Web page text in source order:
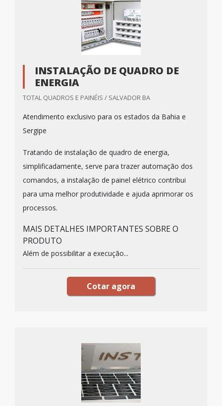
INSTALAÇÃO DE QUADRO DE
ENERGIA
TOTAL QUADROS E PAINÉIS / SALVADOR BA
Atendimento exclusivo para os estados da Bahia e
Sergipe
Tratando de instalação de quadro de energia,
simplificadamente, serve para trazer automação dos
comandos, a instalação de painel elétrico contribui
para uma melhor produtividade e ajuda aprimorar os
processos.
MAIS DETALHES IMPORTANTES SOBRE O
PRODUTO
Além de possibilitar a execução...
Cotar agora